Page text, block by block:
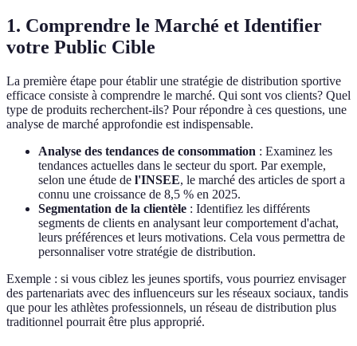
1. Comprendre le Marché et Identifier
votre Public Cible
La première étape pour établir une stratégie de distribution sportive
efficace consiste à comprendre le marché. Qui sont vos clients? Quel
type de produits recherchent-ils? Pour répondre à ces questions, une
analyse de marché approfondie est indispensable.
Analyse des tendances de consommation : Examinez les
tendances actuelles dans le secteur du sport. Par exemple,
selon une étude de l'INSEE, le marché des articles de sport a
connu une croissance de 8,5 % en 2025.
Segmentation de la clientèle : Identifiez les différents
segments de clients en analysant leur comportement d'achat,
leurs préférences et leurs motivations. Cela vous permettra de
personnaliser votre stratégie de distribution.
Exemple : si vous ciblez les jeunes sportifs, vous pourriez envisager
des partenariats avec des influenceurs sur les réseaux sociaux, tandis
que pour les athlètes professionnels, un réseau de distribution plus
traditionnel pourrait être plus approprié.